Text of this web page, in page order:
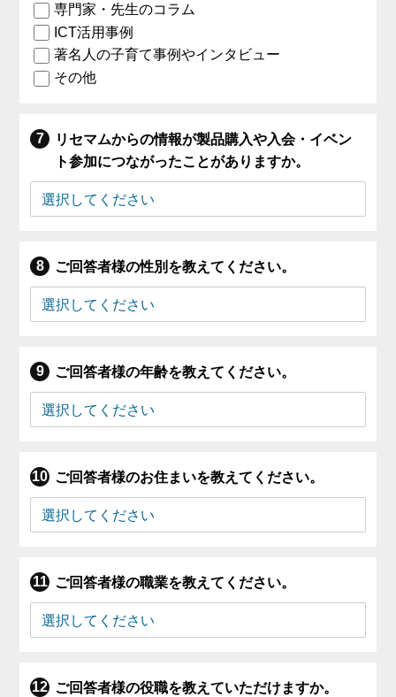
専門家・先生のコラム
ICT活用事例
著名人の子育て事例やインタビュー
その他
リセマムからの情報が製品購入や入会・イベン
ト参加につながったことがありますか。
ご回答者様の性別を教えてください。
ご回答者様の年齢を教えてください。
ご回答者様のお住まいを教えてください。
ご回答者様の職業を教えてください。
ご回答者様の役職を教えていただけますか。